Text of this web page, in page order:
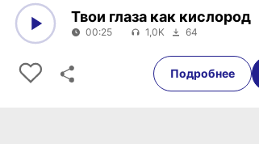
00:25
Твои глаза как кислород
00:25 1,0K 64
Подробнее